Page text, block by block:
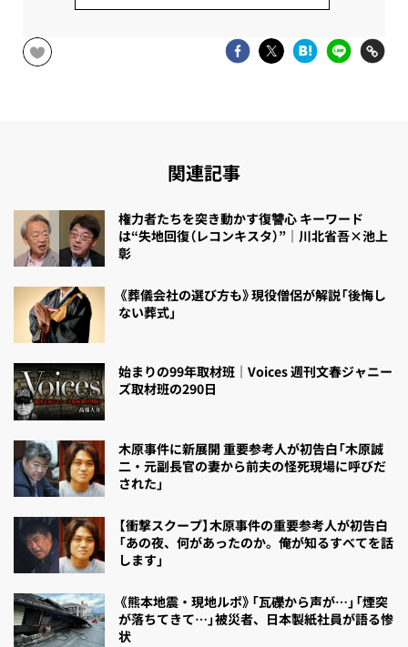
関連記事
権力者たちを突き動かす復讐心 キーワード
は“失地回復（レコンキスタ）”｜川北省吾×池上
彰
《葬儀会社の選び方も》現役僧侶が解説「後悔し
ない葬式」
始まりの99年取材班｜Voices 週刊文春ジャニー
ズ取材班の290日
木原事件に新展開 重要参考人が初告白「木原誠
二・元副長官の妻から前夫の怪死現場に呼びだ
された」
【衝撃スクープ】木原事件の重要参考人が初告白
「あの夜、何があったのか。俺が知るすべてを話
します」
《熊本地震・現地ルポ》「瓦礫から声が…」「煙突
が落ちてきて…」被災者、日本製紙社員が語る惨
状